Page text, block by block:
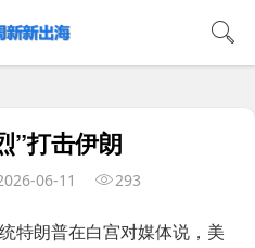
”打击伊朗
06-11 293
朗普在白宫对媒体说，美